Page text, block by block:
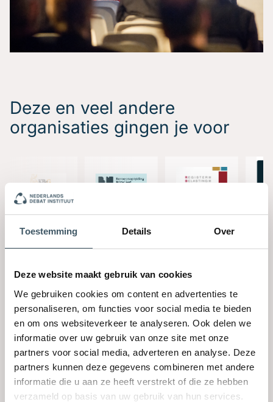
Toestemming Details Over
Deze website maakt gebruik van cookies
We gebruiken cookies om content en advertenties te
personaliseren, om functies voor social media te bieden
en om ons websiteverkeer te analyseren. Ook delen we
informatie over uw gebruik van onze site met onze
partners voor social media, adverteren en analyse. Deze
partners kunnen deze gegevens combineren met andere
informatie die u aan ze heeft verstrekt of die ze hebben
verzameld op basis van uw gebruik van hun services.
Deze en veel andere
organisaties gingen je voor
Vraag offerte voor een
incompany training aan
Training
Voornaam